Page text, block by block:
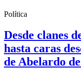
Política
Desde clanes
hasta caras
de Abelardo